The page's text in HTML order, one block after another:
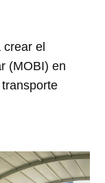
crear el
(MOBI) en